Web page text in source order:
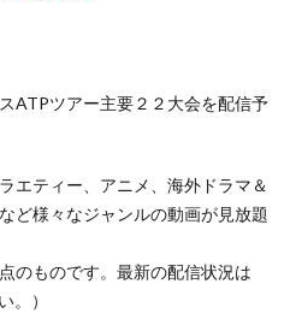
ATPツアー主要２２大会を配信予
エティー、アニメ、海外ドラマ＆
ど様々なジャンルの動画が見放題
のものです。最新の配信状況は
。）